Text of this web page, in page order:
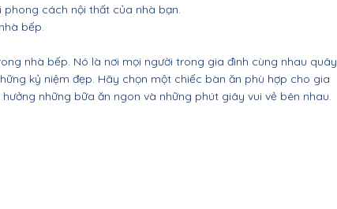
cách nội thất của nhà bạn.
bếp.
nhà bếp. Nó là nơi mọi người trong gia đình cùng nhau quây
kỷ niệm đẹp. Hãy chọn một chiếc bàn ăn phù hợp cho gia
những bữa ăn ngon và những phút giây vui vẻ bên nhau.